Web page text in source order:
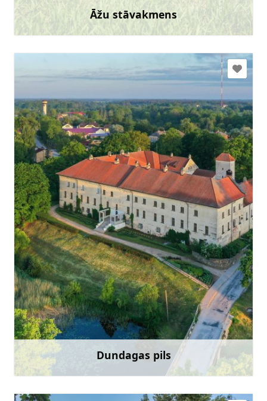
Āžu stāvakmens
Uzzināt vairāk
Dundagas pils
tic@dundaga.lv
+371 29444395
Doties
Uzzināt vairāk